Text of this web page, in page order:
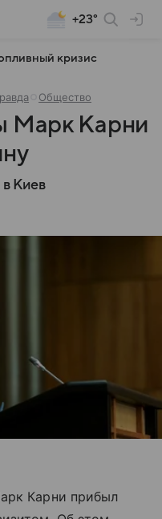
+23°
кризис
Общество
Марк Карни
в Киев
Карни прибыл